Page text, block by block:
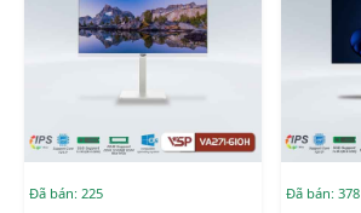
Đã bán: 225 Đã bán: 378